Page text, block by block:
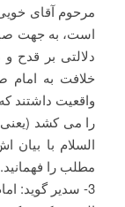
مرحوم آقای
است، به جهت
دلالتی بر قدح و
خلافت به امام
واقعیت داشتند
را می کشد (یعنی
السلام با بیان
مطلب را فهمانید.»
3- سدیر گوید: